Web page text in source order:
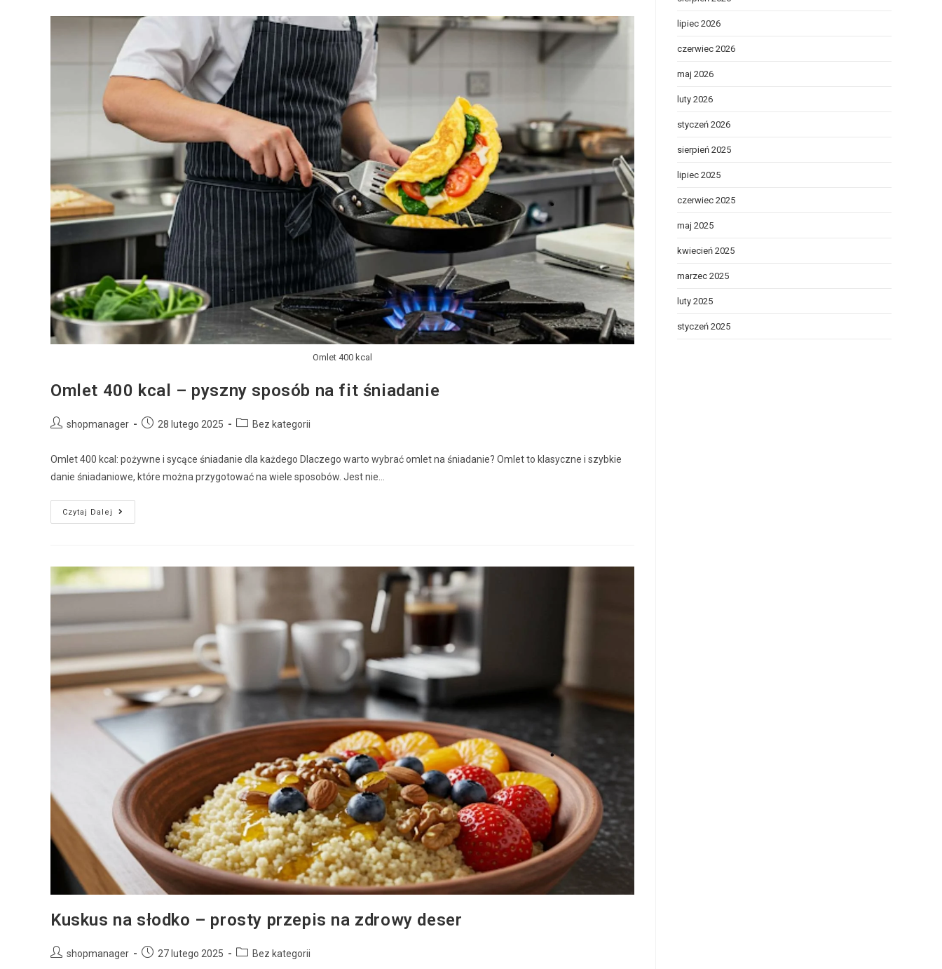
Omlet 400 kcal
Omlet 400 kcal – pyszny sposób na fit śniadanie
shopmanager 28 lutego 2025 Bez kategorii
Omlet 400 kcal: pożywne i sycące śniadanie dla każdego Dlaczego warto wybrać omlet na śniadanie? Omlet to klasyczne i szybkie
danie śniadaniowe, które można przygotować na wiele sposobów. Jest nie…
Czytaj Dalej
Kuskus na słodko – prosty przepis na zdrowy deser
shopmanager 27 lutego 2025 Bez kategorii
lipiec 2026
czerwiec 2026
maj 2026
luty 2026
styczeń 2026
sierpień 2025
lipiec 2025
czerwiec 2025
maj 2025
kwiecień 2025
marzec 2025
luty 2025
styczeń 2025